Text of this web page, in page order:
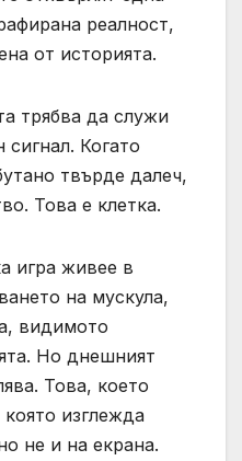
реалност,
от историята.
трябва да служи
Когато
твърде далеч,
Това е клетка.
игра живее в
на мускула,
видимото
Но днешният
Това, което
изглежда
не и на екрана.